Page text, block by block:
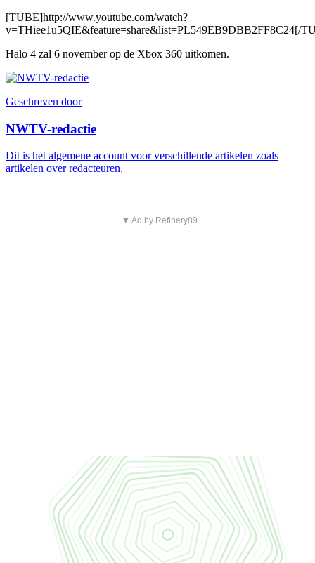
[TUBE]http://www.youtube.com/watch?
v=THiee1u5QIE&feature=share&list=PL549EB9DBB2FF8C24[/
Halo 4 zal 6 november op de Xbox 360 uitkomen.
Geschreven door
NWTV-redactie
Dit is het algemene account voor verschillende artikelen zoals
artikelen over redacteuren.
▼ Ad by Refinery89